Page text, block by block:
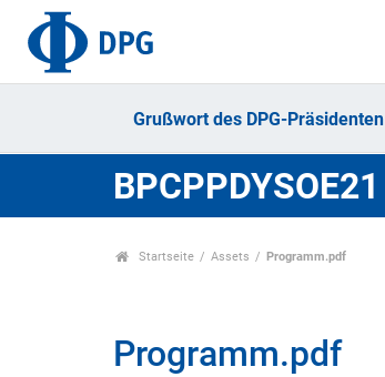
Grußwort des DPG-Präsidenten
BPCPPDYSOE21
Startseite Assets Programm.pdf
Programm.pdf